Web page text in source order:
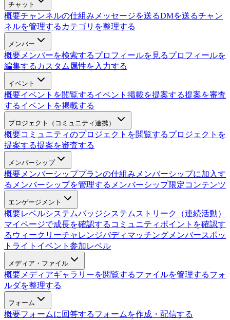
チャット
概要チャンネルの仕組み メッセージを送るDMを送るチャン
ネルを管理する カテゴリを整理する
メンバー
概要 メンバーを検索するプロフィールを見るプロフィールを
編集する カスタム属性を入力する
イベント
概要イベントを閲覧するイベント掲載を提案する提案を審査
するイベントを掲載する
プロジェクト（コミュニティ連携）
概要コミュニティのプロジェクトを閲覧するプロジェクトを
提案する提案を審査する
メンバーシップ
概要 メンバーシッププランの仕組み メンバーシップに加入す
る メンバーシップを管理する メンバーシップ限定コンテンツ
エンゲージメント
概要レベルシステムバッジシステム ストリーク（連続活動）
マイページで成長を確認する コミュニティポイントを確認す
る ウィークリーチャレンジバディマッチング メンバースポッ
トライト イベント参加レベル
メディア・ファイル
概要 メディアギャラリーを閲覧するファイルを管理するフォ
ルダを整理する
フォーム
概要フォームに回答するフォームを作成・配信する